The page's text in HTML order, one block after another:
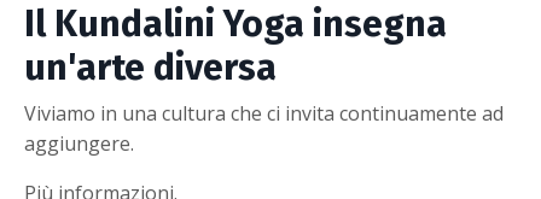
Il Kundalini Yoga insegna
un'arte diversa
Viviamo in una cultura che ci invita continuamente ad
aggiungere.
Più informazioni.